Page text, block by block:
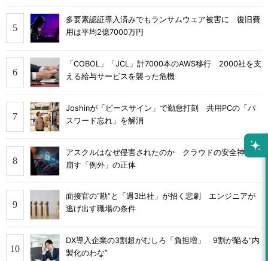
多要素認証導入済みでもランサムウェア被害に 復旧費
用は平均2億7000万円
「COBOL」「JCL」計7000本のAWS移行 2000社を支
える給与サービスを襲った危機
Joshinが「ピースサイン」で勤怠打刻 共用PCの「パ
スワード忘れ」を解消
アスクルはなぜ侵害されたのか クラウドの安全神話を
崩す「例外」の正体
面接官の“勘”と「週3出社」が招く悲劇 エンジニアが
逃げ出す職場の条件
DX導入企業の3割超がむしろ「負担増」 9割が陥る“内
製化のわな”